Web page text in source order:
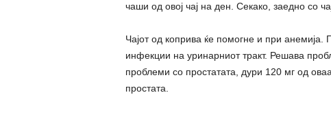
чаши од овој чај на ден. Секако, заедно со
Чајот од коприва ќе помогне и при
инфекции на уринарниот тракт. Решава
проблеми со простатата, дури 120 мг од
простата.